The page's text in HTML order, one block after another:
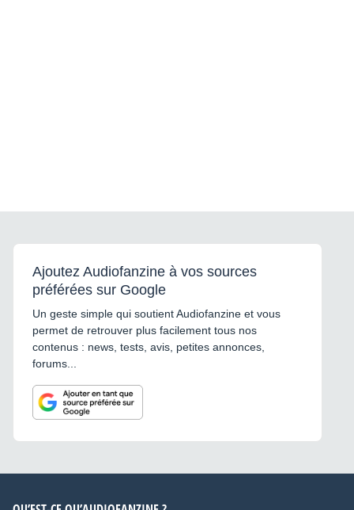
Ajoutez Audiofanzine à vos sources
préférées sur Google
Un geste simple qui soutient Audiofanzine et vous
permet de retrouver plus facilement tous nos
contenus : news, tests, avis, petites annonces,
forums...